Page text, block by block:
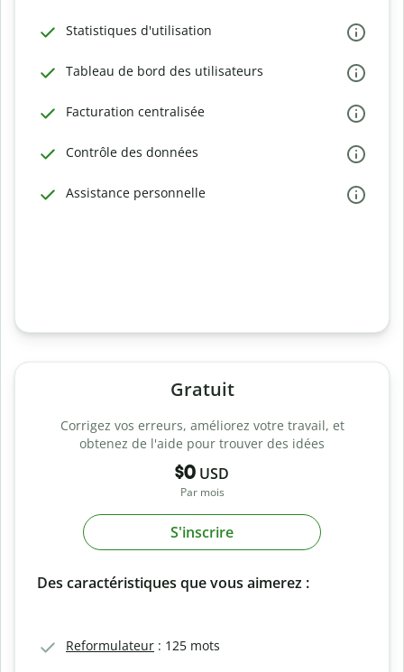
Statistiques d'utilisation
Tableau de bord des utilisateurs
Facturation centralisée
Contrôle des données
Assistance personnelle
Gratuit
Corrigez vos erreurs, améliorez votre travail, et
obtenez de l'aide pour trouver des idées
$0 USD
Par mois
S'inscrire
Des caractéristiques que vous aimerez :
Reformulateur : 125 mots